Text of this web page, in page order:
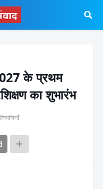
के प्रथम
का शुभारंभ